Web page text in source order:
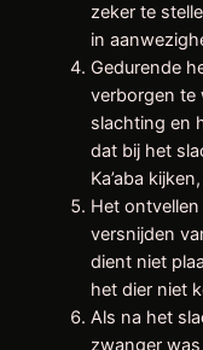
zeker te
in
Gedurende
verborgen te
slachting en
dat bij het
Ka’aba
Het
versnijden
dient niet
het dier niet
Als na het
zwanger